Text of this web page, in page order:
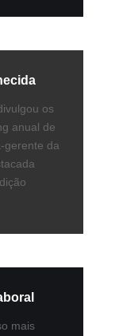
os
anual de
gerente da
mais